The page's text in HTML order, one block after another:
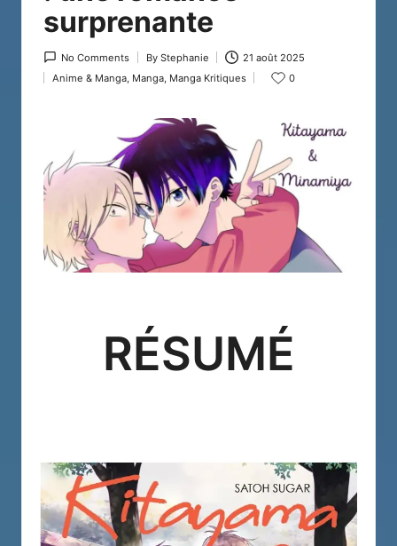
surprenante
No Comments
Posted
by
By Stephanie 21 août 2025
Posted
Anime & Manga, Manga, Manga Kritiques 0
RÉSUMÉ